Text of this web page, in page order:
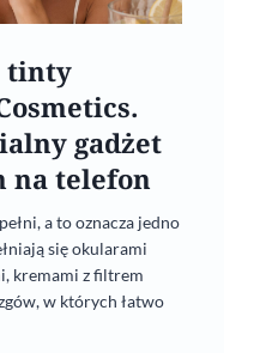
tinty
gadżet
na telefon
a to oznacza jedno
się okularami
kremami z filtrem
w których łatwo